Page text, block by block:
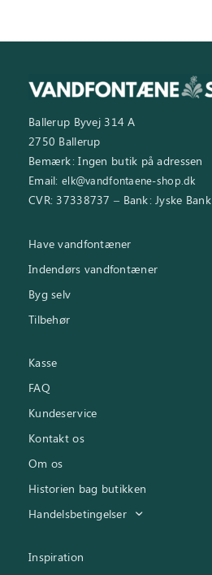
Ballerup Byvej 314 A
2750 Ballerup
Bemærk: Ingen butik på adressen
Email: elk@vandfontaene-shop.dk
CVR: 37338737 – Bank: Jyske Bank
Have vandfontæner
Indendørs vandfontæner
Byg selv
Tilbehør
Kasse
FAQ
Kundeservice
Kontakt os
Om os
Historien bag butikken
Handelsbetingelser
Inspiration